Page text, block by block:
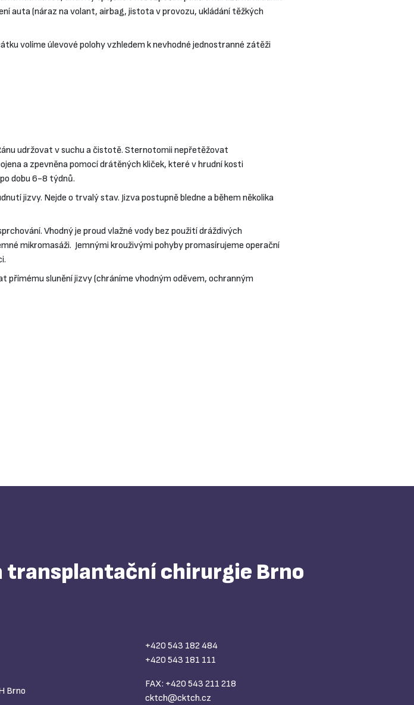
auta (náraz na volant, airbag, jistota v provozu, ukládání těžkých
volíme úlevové polohy vzhledem k nevhodné jednostranné zátěži
udržovat v suchu a čistotě. Sternotomii nepřetěžovat
a zpevněna pomocí drátěných kliček, které v hrudní kosti
dobu 6-8 týdnů.
jizvy. Nejde o trvalý stav. Jizva postupně bledne a během několika
Vhodný je proud vlažné vody bez použití dráždivých
mikromasáži. Jemnými krouživými pohyby promasírujeme operační
přímému slunění jizvy (chráníme vhodným oděvem, ochranným
chirurgie Brno
Brno
+420 543 182 484
+420 543 181 111
FAX: +420 543 211 218
cktch@cktch.cz